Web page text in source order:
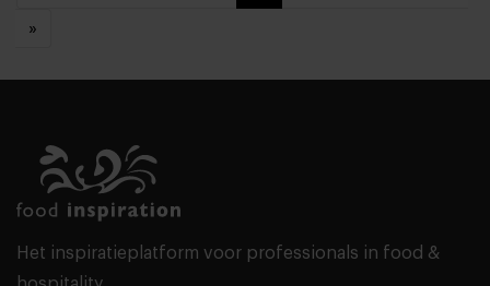
»
Het inspiratieplatform voor professionals in food &